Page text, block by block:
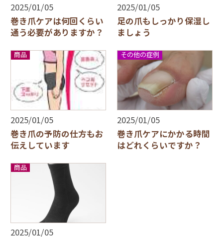
2025/01/05
巻き爪ケアは何回くらい
通う必要がありますか？
2025/01/05
足の爪もしっかり保湿し
ましょう
商品
2025/01/05
巻き爪の予防の仕方もお
伝えしています
その他の症例
2025/01/05
巻き爪ケアにかかる時間
はどれくらいですか？
商品
2025/01/05